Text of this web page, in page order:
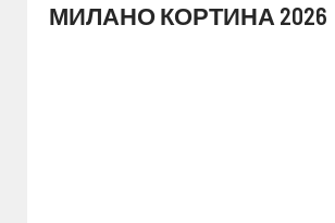
МИЛАНО КОРТИНА 2026